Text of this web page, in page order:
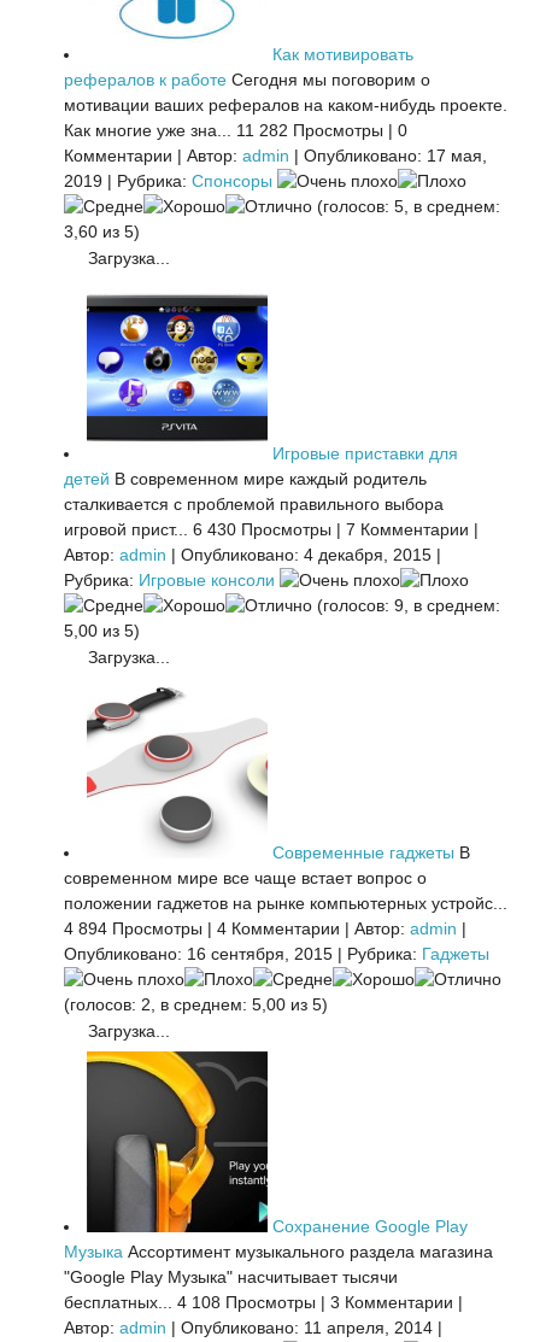
Как мотивировать
рефералов к работе Сегодня мы поговорим о
мотивации ваших рефералов на каком-нибудь проекте.
Как многие уже зна...
11 282 Просмотры | 0
Комментарии | Автор: admin | Опубликовано: 17 мая,
2019 | Рубрика: Спонсоры
(голосов: 5, в среднем:
3,60 из 5)
Загрузка...
Игровые приставки для
детей В современном мире каждый родитель
сталкивается с проблемой правильного выбора
игровой прист...
6 430 Просмотры | 7 Комментарии |
Автор: admin | Опубликовано: 4 декабря, 2015 |
Рубрика: Игровые консоли
(голосов: 9, в среднем:
5,00 из 5)
Загрузка...
Современные гаджеты В
современном мире все чаще встает вопрос о
положении гаджетов на рынке компьютерных устройс...
4 894 Просмотры | 4 Комментарии | Автор: admin |
Опубликовано: 16 сентября, 2015 | Рубрика: Гаджеты
(голосов: 2, в среднем: 5,00 из 5)
Загрузка...
Сохранение Google Play
Музыка Ассортимент музыкального раздела магазина
"Google Play Музыка" насчитывает тысячи
бесплатных...
4 108 Просмотры | 3 Комментарии |
Автор: admin | Опубликовано: 11 апреля, 2014 |